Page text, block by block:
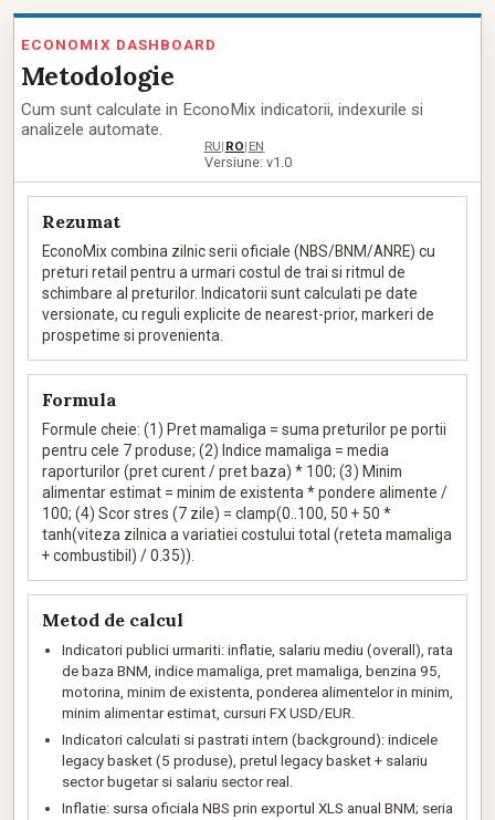
ECONOMIX DASHBOARD
Metodologie
Cum sunt calculate in EconoMix indicatorii, indexurile si
analizele automate.
RU| RO| EN
Versiune: v1.0
Rezumat
EconoMix combina zilnic serii oficiale (NBS/BNM/ANRE) cu
preturi retail pentru a urmari costul de trai si ritmul de
schimbare al preturilor. Indicatorii sunt calculati pe date
versionate, cu reguli explicite de nearest-prior, markeri de
prospetime si provenienta.
Formula
Formule cheie: (1) Pret mamaliga = suma preturilor pe portii
pentru cele 7 produse; (2) Indice mamaliga = media
raporturilor (pret curent / pret baza) * 100; (3) Minim
alimentar estimat = minim de existenta * pondere alimente /
100; (4) Scor stres (7 zile) = clamp(0..100, 50 + 50 *
tanh(viteza zilnica a variatiei costului total (reteta mamaliga
+ combustibil) / 0.35)).
Metod de calcul
Indicatori publici urmariti: inflatie, salariu mediu (overall), rata
de baza BNM, indice mamaliga, pret mamaliga, benzina 95,
motorina, minim de existenta, ponderea alimentelor in minim,
minim alimentar estimat, cursuri FX USD/EUR.
Indicatori calculati si pastrati intern (background): indicele
legacy basket (5 produse), pretul legacy basket + salariu
sector bugetar si salariu sector real.
Inflatie: sursa oficiala NBS prin exportul XLS anual BNM; seria